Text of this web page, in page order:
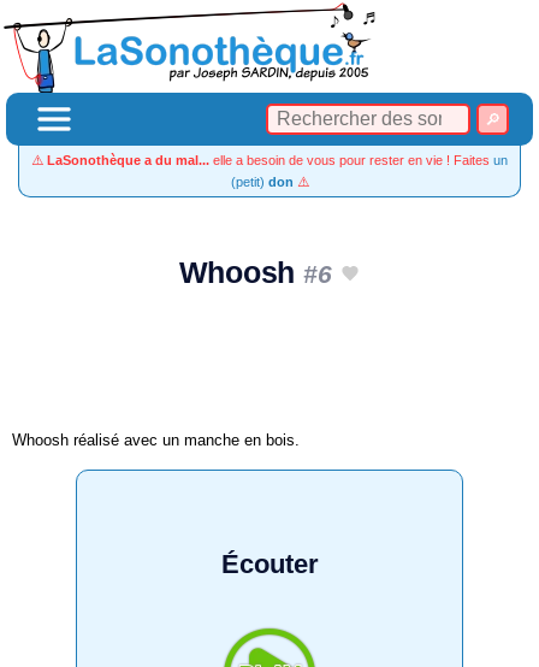
⚠️ LaSonothèque a du mal... elle a besoin de vous pour rester en vie ! Faites un
(petit) don ⚠️
Whoosh #6
Whoosh réalisé avec un manche en bois.
Écouter